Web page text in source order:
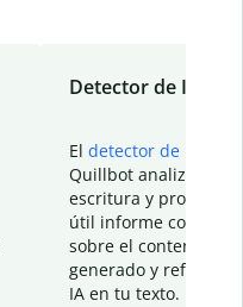
Detector de IA
El detector de IA
Quillbot analiza tu
escritura y
útil informe con
sobre el contenido
generado y refinado
IA en tu texto.